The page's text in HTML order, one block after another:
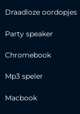
Draadloze oordopjes
Party speaker
Chromebook
Mp3 speler
Macbook